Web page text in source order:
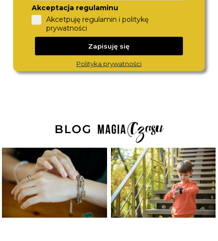
MICHAEL KORS
1 280,-
BOSS
1 480,-
Akceptacja regulaminu
Akcetpuję regulamin i politykę
prywatności
Zapisuję się
Polityka prywatności